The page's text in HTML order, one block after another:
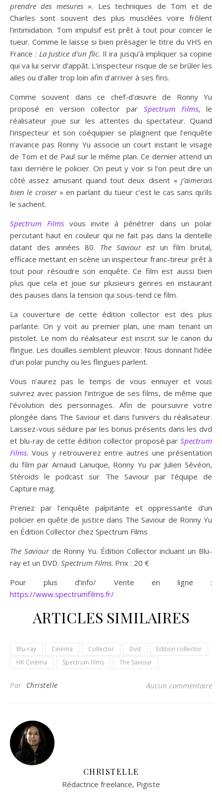
prendre des mesures». Les techniques de Tom et de
Charles sont souvent des plus musclées voire frôlent
l’intimidation. Tom impulsif est prêt à tout pour coincer le
tueur. Comme le laisse si bien présager le titre du VHS en
France : La Justice d’un flic. Il ira jusqu’à impliquer sa copine
qui va lui servir d’appât. L’inspecteur risque de se brûler les
ailes ou d’aller trop loin afin d’arriver à ses fins.
Comme souvent dans ce chef-d’œuvre de Ronny Yu
proposé en version collector par Spectrum Films, le
réalisateur joue sur les attentes du spectateur. Quand
l’inspecteur et son coéquipier se plaignent que l’enquête
n’avance pas Ronny Yu associe un court instant le visage
de Tom et de Paul sur le même plan. Ce dernier attend un
taxi derrière le policier. On peut y voir si l’on peut dire un
côté assez amusant quand tout deux disent « j’aimerais
bien le croiser» en parlant du tueur c’est le cas sans qu’ils
le sachent.
Spectrum Filmsvous invite à pénétrer dans un polar
percutant haut en couleur qui ne fait pas dans la dentelle
datant des années 80. The Saviour estun film brutal,
efficace mettant en scène un inspecteur franc-tireur prêt à
tout pour résoudre son enquête. Ce film est aussi bien
plus que cela et joue sur plusieurs genres en instaurant
des pauses dans la tension qui sous-tend ce film.
La couverture de cette édition collector est des plus
parlante. On y voit au premier plan, une main tenant un
pistolet. Le nom du réalisateur est inscrit sur le canon du
flingue. Les douilles semblent pleuvoir. Nous donnant l’idée
d’un polar punchy ou les flingues parlent.
Vous n’aurez pas le temps de vous ennuyer et vous
suivrez avec passion l’intrigue de ses films, de même que
l’évolution des personnages. Afin de poursuivre votre
plongée dans The Saviour et dans l’univers du réalisateur.
Laissez-vous séduire par les bonus présents dans les dvd
et blu-ray de cette édition collector proposé par Spectrum
Films. Vous y retrouverez entre autres une présentation
du film par Arnaud Lanuque, Ronny Yu par Julien Sévéon,
Stéroids le podcast sur The Saviour par l’équipe de
Capture mag.
Prenez par l’enquête palpitante et oppressante d’un
policier en quête de justice dans The Saviour de Ronny Yu
en Édition Collector chez Spectrum Films
The Saviourde Ronny Yu. Édition Collector incluant un Blu-
ray et un DVD. Spectrum Films. Prix : 20 €
Pour plus d’info/ Vente en ligne :
https://www.spectrumfilms.fr/
ARTICLES SIMILAIRES
Blu-ray Cinéma Collector Dvd
Edition collector
HK Cinéma
Spectrum films The Saviour
Par Christelle Aucun commentaire
CHRISTELLE
Rédactrice freelance, Pigiste